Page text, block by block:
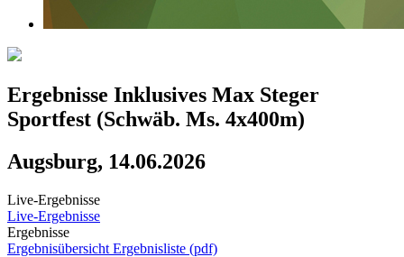
Ergebnisse Inklusives Max Steger
Sportfest (Schwäb. Ms. 4x400m)
Augsburg, 14.06.2026
Live-Ergebnisse
Live-Ergebnisse
Ergebnisse
Ergebnisübersicht Ergebnisliste (pdf)